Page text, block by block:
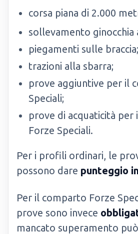
corsa piana di 2.000
sollevamento ginocchia
piegamenti sulle braccia;
trazioni alla sbarra;
prove aggiuntive per il
Speciali;
prove di acquaticità per
Forze Speciali.
Per i profili ordinari, le
possono dare punteggio
Per il comparto Forze
prove sono invece
mancato superamento